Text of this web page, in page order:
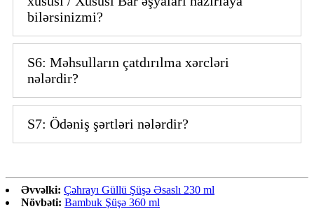
bilərsinizmi?
S6: Məhsulların çatdırılma xərcləri
nələrdir?
S7: Ödəniş şərtləri nələrdir?
Əvvəlki: Çəhrayı Güllü Şüşə Əsaslı 230 ml
Növbəti: Bambuk Şüşə 360 ml